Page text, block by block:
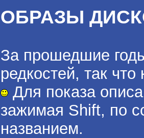
ОБРАЗЫ
За прошедшие
редкостей, так
Для показа
зажимая Shift, по
названием.